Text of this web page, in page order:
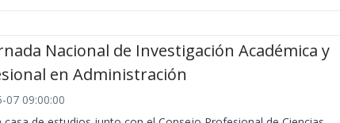
Nacional de Investigación Académica y
en Administración
07 09:00:00